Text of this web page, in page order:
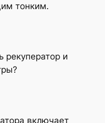
тонким.
рекуператор и
включает